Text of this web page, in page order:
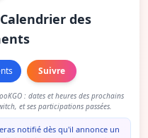
des
Suivre
: dates et heures des prochains
et ses participations passées.
notifié dès qu'il annonce un